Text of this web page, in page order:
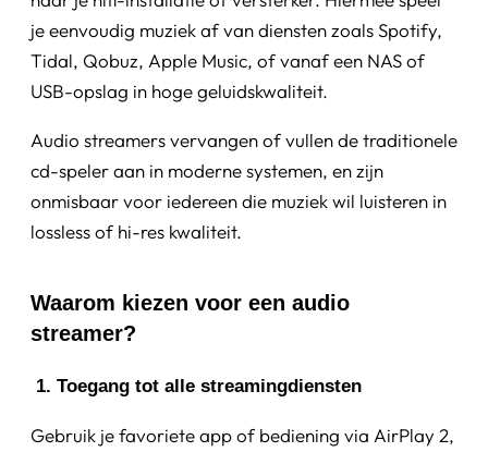
je eenvoudig muziek af van diensten zoals Spotify,
Tidal, Qobuz, Apple Music, of vanaf een NAS of
USB-opslag in hoge geluidskwaliteit.
Audio streamers vervangen of vullen de traditionele
cd-speler aan in moderne systemen, en zijn
onmisbaar voor iedereen die muziek wil luisteren in
lossless of hi-res kwaliteit.
Waarom kiezen voor een audio
streamer?
1. Toegang tot alle streamingdiensten
Gebruik je favoriete app of bediening via AirPlay 2,